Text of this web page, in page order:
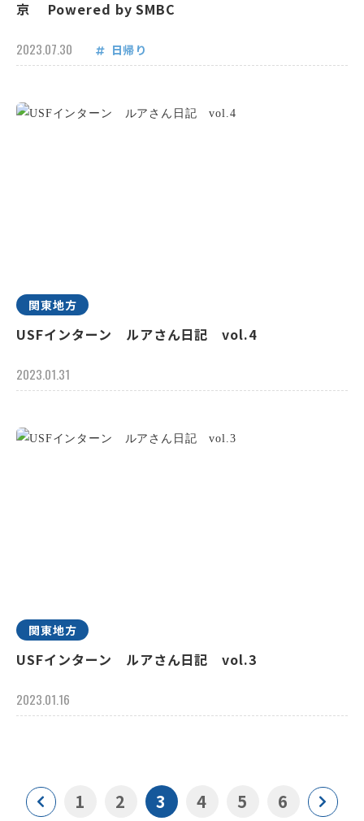
京 Powered by SMBC
2023.07.30 日帰り
関東地方
USFインターン ルアさん日記 vol.4
2023.01.31
関東地方
USFインターン ルアさん日記 vol.3
2023.01.16
1 2 3 4 5 6